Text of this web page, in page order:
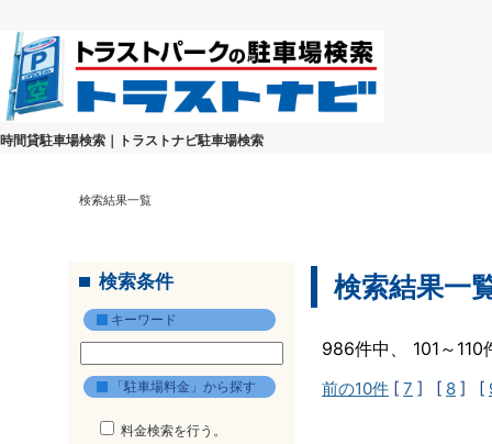
時間貸駐車場検索｜トラストナビ駐車場検索
検索結果一覧
検索条件
キーワード
「駐車場料金」から探す
料金検索を行う。
検索結果一
986件中、 101～
前の10件 [ 7 ] [ 8 ] [